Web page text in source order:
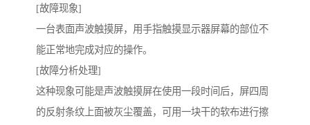
[故障现象]
一台表面声波触摸屏，用手指触摸显示器屏幕的部位不
能正常地完成对应的操作。
[故障分析处理]
这种现象可能是声波触摸屏在使用一段时间后，屏四周
的反射条纹上面被灰尘覆盖，可用一块干的软布进行擦